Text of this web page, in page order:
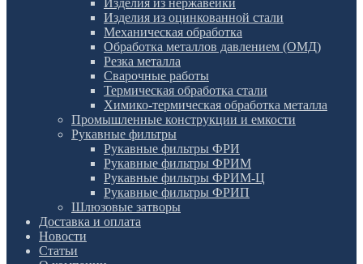
Изделия из нержавейки
Изделия из оцинкованной стали
Механическая обработка
Обработка металлов давлением (ОМД)
Резка металла
Сварочные работы
Термическая обработка стали
Химико-термическая обработка металла
Промышленные конструкции и емкости
Рукавные фильтры
Рукавные фильтры ФРИ
Рукавные фильтры ФРИМ
Рукавные фильтры ФРИМ-Ц
Рукавные фильтры ФРИП
Шлюзовые затворы
Доставка и оплата
Новости
Статьи